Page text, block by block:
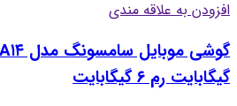
افزودن به علاقه مندی
گیگابایت رم ۶ گیگابایت